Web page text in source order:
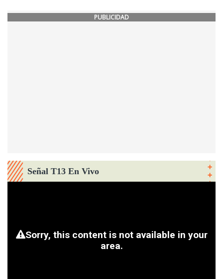
PUBLICIDAD
Señal T13 En Vivo